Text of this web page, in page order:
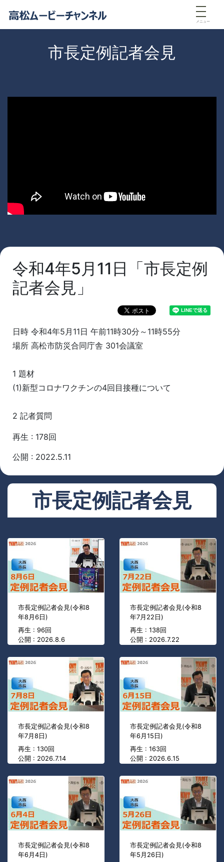
メニュー
市長定例記者会見
令和4年5月11日「市長定例
記者会見」
日時 令和4年5月11日 午前11時30分～11時55分
場所 高松市防災合同庁舎 301会議室
1 題材
(1)新型コロナワクチンの4回目接種について
2 記者質問
再生 : 178回
公開 : 2022.5.11
市長定例記者会見
市長定例記者会見(令和8
年8月6日)
再生 : 96回
公開 : 2026.8.6
市長定例記者会見(令和8
年7月22日)
再生 : 138回
公開 : 2026.7.22
市長定例記者会見(令和8
年7月8日)
再生 : 130回
公開 : 2026.7.14
市長定例記者会見(令和8
年6月15日)
再生 : 163回
公開 : 2026.6.15
市長定例記者会見(令和8
年6月4日)
市長定例記者会見(令和8
年5月26日)